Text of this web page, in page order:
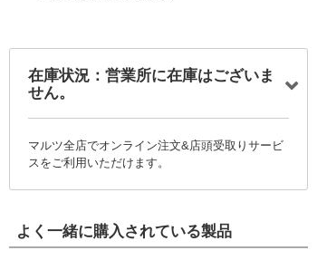
在庫状況：営業所に在庫はございま
せん。
マルツ全店でオンライン注文&店頭受取りサービ
スをご利用いただけます。
よく一緒に購入されている製品